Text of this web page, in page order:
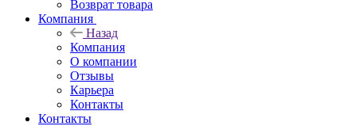
Возврат товара
Компания
Назад
Компания
О компании
Отзывы
Карьера
Контакты
Контакты